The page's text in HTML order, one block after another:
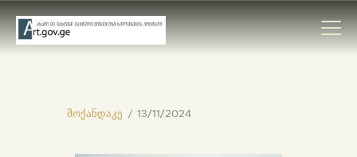
ᲛᲗᲐᲕᲐᲠᲘ
მოქანდაკე 13/11/2024